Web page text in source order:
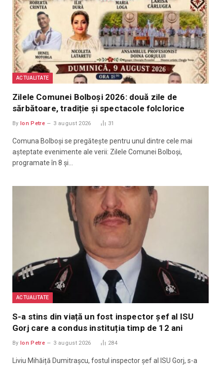
ACTUALITATE
Zilele Comunei Bolboși 2026: două zile de
sărbătoare, tradiție și spectacole folclorice
By Ion Petre 3 august 2026 31
Comuna Bolboși se pregătește pentru unul dintre cele mai
așteptate evenimente ale verii: Zilele Comunei Bolboși,
programate în 8 și…
ACTUALITATE
S-a stins din viață un fost inspector șef al ISU
Gorj care a condus instituția timp de 12 ani
By Ion Petre 3 august 2026 284
Liviu Mihăiță Dumitrașcu, fostul inspector șef al ISU Gorj, s-a